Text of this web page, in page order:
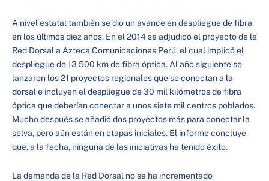
A nivel estatal también se dio un avance en despliegue de fibra
en los últimos diez años. En el 2014 se adjudicó el proyecto de la
Red Dorsal a Azteca Comunicaciones Perú, el cual implicó el
despliegue de 13 500 km de fibra óptica. Al año siguiente se
lanzaron los 21 proyectos regionales que se conectan a la
dorsal e incluyen el despliegue de 30 mil kilómetros de fibra
óptica que deberían conectar a unos siete mil centros poblados.
Mucho después se añadió dos proyectos más para conectar la
selva, pero aún están en etapas iniciales. El informe concluye
que, a la fecha, ninguna de las iniciativas ha tenido éxito.
La demanda de la Red Dorsal no se ha incrementado